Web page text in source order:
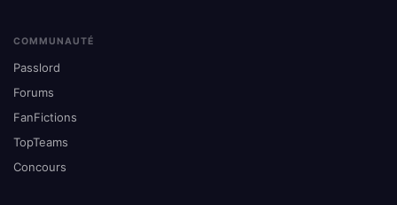
COMMUNAUTÉ
Passlord
Forums
FanFictions
TopTeams
Concours